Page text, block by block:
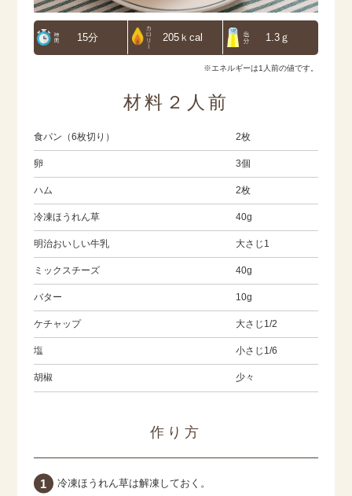
15分 205ｋcal 1.3ｇ
※エネルギーは1人前の値です。
材料２人前
食パン（6枚切り） 2枚
卵 3個
ハム 2枚
冷凍ほうれん草 40g
明治おいしい牛乳 大さじ1
ミックスチーズ 40g
バター 10g
ケチャップ 大さじ1/2
塩 小さじ1/6
胡椒 少々
作り方
冷凍ほうれん草は解凍しておく。